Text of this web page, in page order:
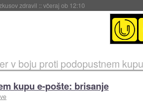
dve leti::včeraj ob 11:37
v boju proti podopustnem
kupu e-pošte: brisanje